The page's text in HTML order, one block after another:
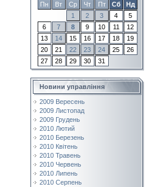
Пн
Вт Ср Чт Пт Сб
Нд
1
2 3 4
5
6
7 8 9 10 11
12
13
14 15 16 17 18
19
20
21 22 23 24 25
26
27
28 29 30 31
Новини управління
2009 Вересень
2009 Листопад
2009 Грудень
2010 Лютий
2010 Березень
2010 Квітень
2010 Травень
2010 Червень
2010 Липень
2010 Серпень